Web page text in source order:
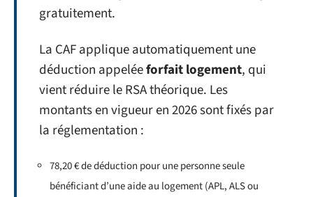
gratuitement.
La CAF applique automatiquement une
déduction appeléeforfait logement, qui
vient réduire le RSA théorique. Les
montants en vigueur en 2026 sont fixés par
la réglementation :
78,20 € de déduction pour une personne seule
bénéficiant d’une aide au logement (APL, ALS ou